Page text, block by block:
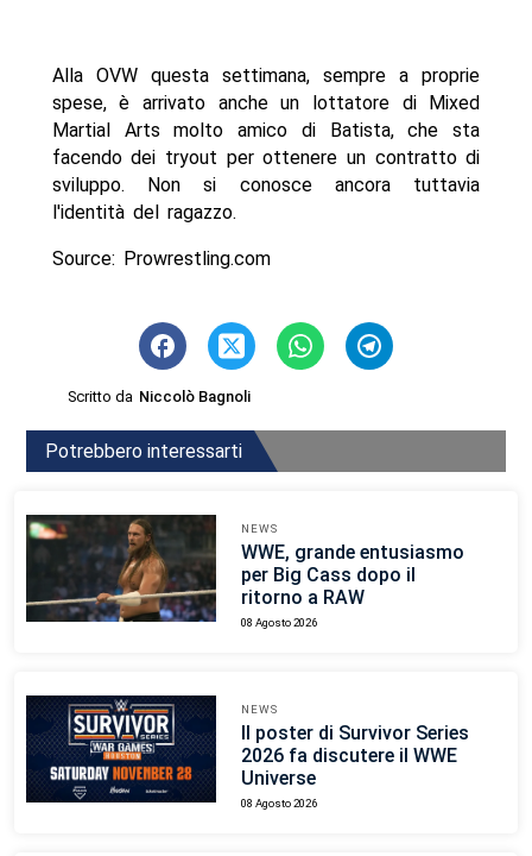
Alla OVW questa settimana, sempre a proprie
spese, è arrivato anche un lottatore di Mixed
Martial Arts molto amico di Batista, che sta
facendo dei tryout per ottenere un contratto di
sviluppo. Non si conosce ancora tuttavia
l'identità del ragazzo.
Source: Prowrestling.com
Scritto da Niccolò Bagnoli
Potrebbero interessarti
NEWS
WWE, grande entusiasmo
per Big Cass dopo il
ritorno a RAW
08 Agosto 2026
NEWS
Il poster di Survivor Series
2026 fa discutere il WWE
Universe
08 Agosto 2026